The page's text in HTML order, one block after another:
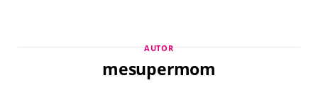
AUTOR
mesupermom